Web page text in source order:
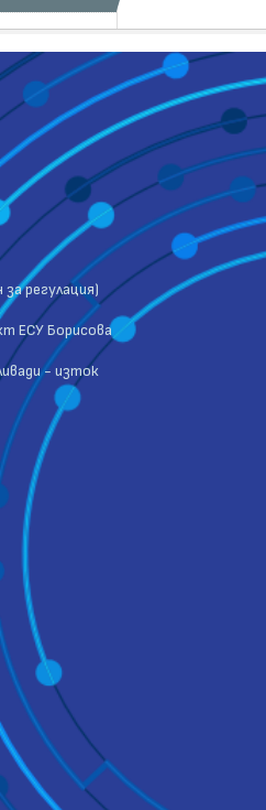
регулация)
ЕСУ Борисова
- изток